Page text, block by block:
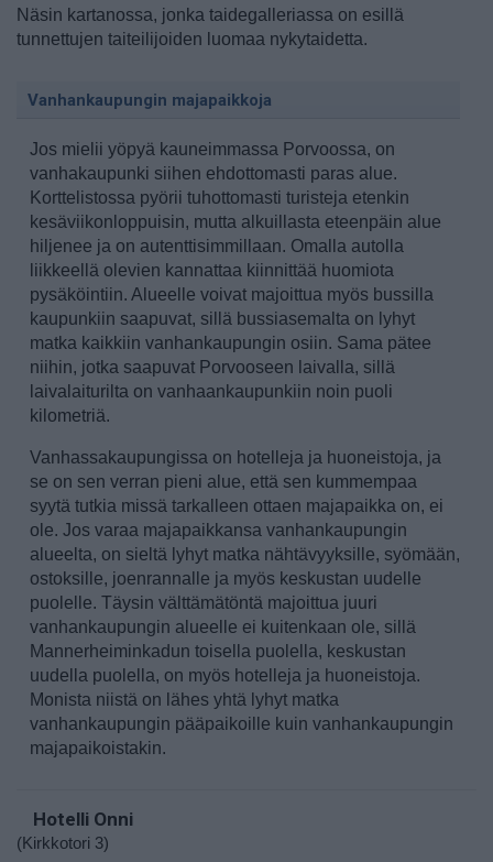
Näsin kartanossa, jonka taidegalleriassa on esillä
tunnettujen taiteilijoiden luomaa nykytaidetta.
Vanhankaupungin majapaikkoja
Jos mielii yöpyä kauneimmassa Porvoossa, on
vanhakaupunki siihen ehdottomasti paras alue.
Korttelistossa pyörii tuhottomasti turisteja etenkin
kesäviikonloppuisin, mutta alkuillasta eteenpäin alue
hiljenee ja on autenttisimmillaan. Omalla autolla
liikkeellä olevien kannattaa kiinnittää huomiota
pysäköintiin. Alueelle voivat majoittua myös bussilla
kaupunkiin saapuvat, sillä bussiasemalta on lyhyt
matka kaikkiin vanhankaupungin osiin. Sama pätee
niihin, jotka saapuvat Porvooseen laivalla, sillä
laivalaiturilta on vanhaankaupunkiin noin puoli
kilometriä.
Vanhassakaupungissa on hotelleja ja huoneistoja, ja
se on sen verran pieni alue, että sen kummempaa
syytä tutkia missä tarkalleen ottaen majapaikka on, ei
ole. Jos varaa majapaikkansa vanhankaupungin
alueelta, on sieltä lyhyt matka nähtävyyksille, syömään,
ostoksille, joenrannalle ja myös keskustan uudelle
puolelle. Täysin välttämätöntä majoittua juuri
vanhankaupungin alueelle ei kuitenkaan ole, sillä
Mannerheiminkadun toisella puolella, keskustan
uudella puolella, on myös hotelleja ja huoneistoja.
Monista niistä on lähes yhtä lyhyt matka
vanhankaupungin pääpaikoille kuin vanhankaupungin
majapaikoistakin.
Hotelli Onni
(Kirkkotori 3)